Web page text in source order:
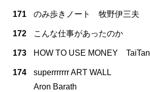
171 のみ歩きノート 牧野伊三夫
172 こんな仕事があったのか
173 HOW TO USE MONEY TaiTan
174
superrrrrrr ART WALL
Aron Barath